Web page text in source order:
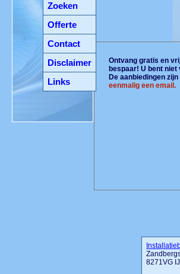
Zoeken
Offerte
Contact
Disclaimer
Links
Ontvang gratis en
bespaar! U bent
De aanbiedingen
eenmalig een email.
8271VG